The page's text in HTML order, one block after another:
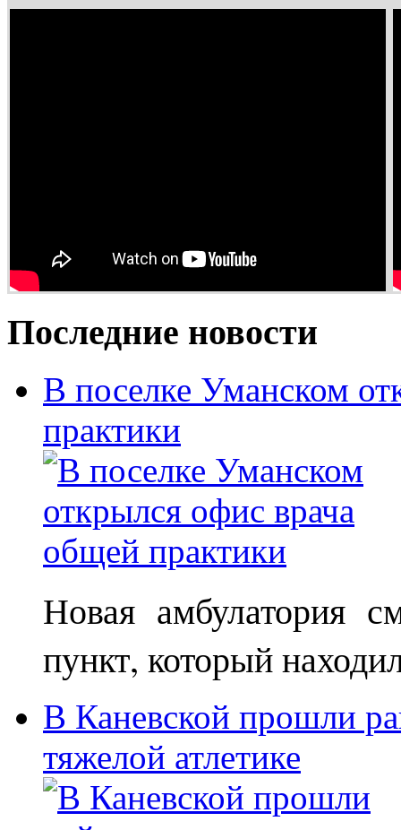
Последние новости
В поселке Уманском
практики
Новая амбулатория
пункт, который
В Каневской прошли
тяжелой атлетике